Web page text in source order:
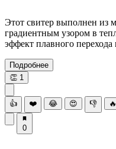
Этот свитер выполнен из
градиентным узором в
эффект плавного
Подробнее
👏 1
👍 ❤️ 😂 😍 👎 🔥
0